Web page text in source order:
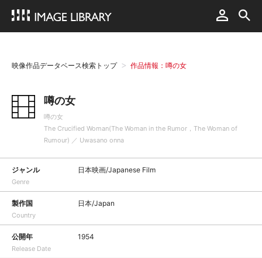
映像作品データベース検索トップ 作品情報：噂の女
噂の女
噂の女
The Crucified Woman(The Woman in the Rumor，The Woman of
Rumour) ／ Uwasano onna
ジャンル
Genre
日本映画/Japanese Film
製作国
Country
日本/Japan
公開年
Release Date
1954